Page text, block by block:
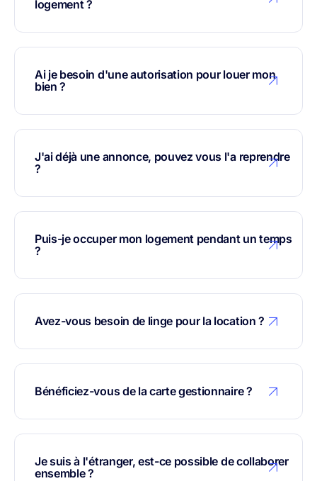
logement ?
Ai je besoin d'une autorisation pour louer mon
bien ?
J'ai déjà une annonce, pouvez vous l'a reprendre
?
Puis-je occuper mon logement pendant un temps
?
Avez-vous besoin de linge pour la location ?
Bénéficiez-vous de la carte gestionnaire ?
Je suis à l'étranger, est-ce possible de collaborer
ensemble ?